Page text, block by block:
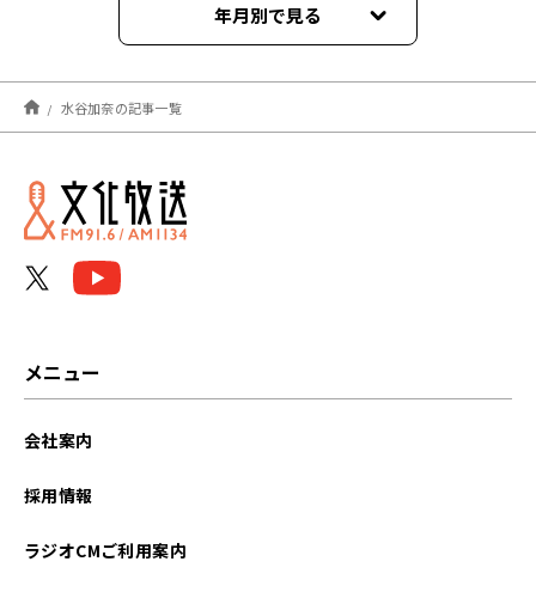
年月別で見る
2026年08月
2026年07月
2026年06月
水谷加奈の記事一覧
メニュー
会社案内
採用情報
ラジオCMご利用案内